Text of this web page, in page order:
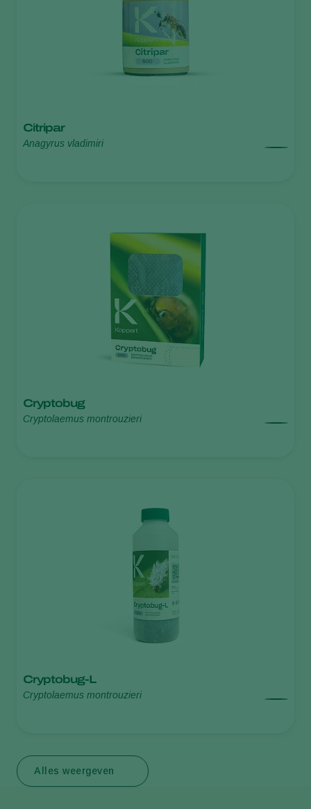
Citripar
Anagyrus vladimiri
Cryptobug
Cryptolaemus montrouzieri
Cryptobug-L
Cryptolaemus montrouzieri
Alles weergeven